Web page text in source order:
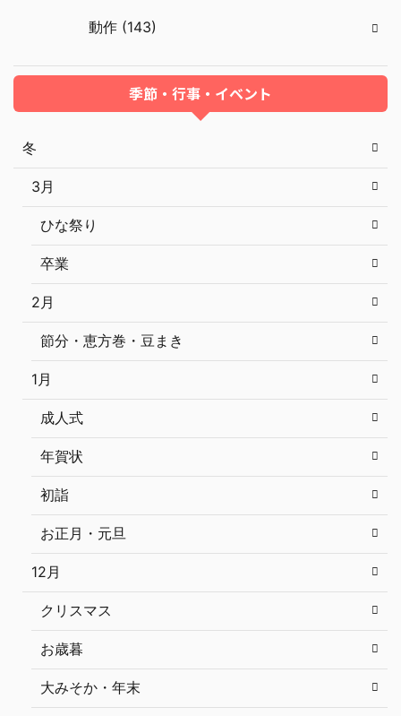
動作 (143)
季節・行事・イベント
冬
3月
ひな祭り
卒業
2月
節分・恵方巻・豆まき
1月
成人式
年賀状
初詣
お正月・元旦
12月
クリスマス
お歳暮
大みそか・年末